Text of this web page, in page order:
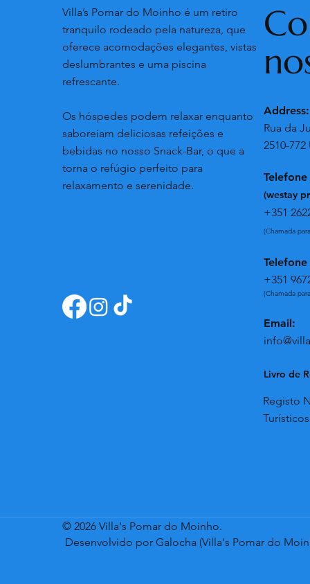
Villa’s Pomar do Moinho é um retiro
tranquilo rodeado pela natureza, que
oferece acomodações elegantes, vistas
deslumbrantes e uma piscina
refrescante.
Os hóspedes podem relaxar enquanto
saboreiam deliciosas refeições e
bebidas no nosso Snack-Bar, o que a
torna o refúgio perfeito para
relaxamento e serenidade.
Address:
Rua da
2510-
(westay
+351
(Chamada
Telefone
+351
(Chamada
Email:
Livro de
Registo
© 2026 Villa's Pomar do Moinho.
Desenvolvido por Galocha (Villa's Pomar do